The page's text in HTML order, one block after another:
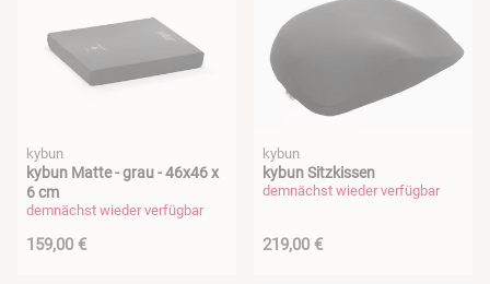
kybun
kybun Matte - grau - 46x46 x
6 cm
demnächst wieder verfügbar
159,00 €
kybun
kybun Sitzkissen
demnächst wieder verfügbar
219,00 €